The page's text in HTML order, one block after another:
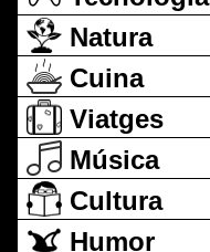
Natura
Cuina
Viatges
Música
Cultura
Humor